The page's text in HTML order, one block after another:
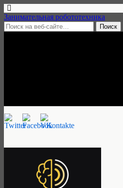
Занимательная робототехника